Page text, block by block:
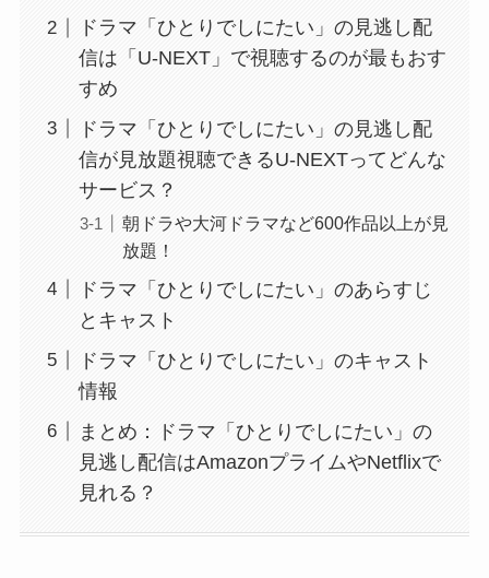
ドラマ「ひとりでしにたい」の見逃し配
信は「U-NEXT」で視聴するのが最もおす
すめ
ドラマ「ひとりでしにたい」の見逃し配
信が見放題視聴できるU-NEXTってどんな
サービス？
朝ドラや大河ドラマなど600作品以上が見
放題！
ドラマ「ひとりでしにたい」のあらすじ
とキャスト
ドラマ「ひとりでしにたい」のキャスト
情報
まとめ：ドラマ「ひとりでしにたい」の
見逃し配信はAmazonプライムやNetflixで
見れる？